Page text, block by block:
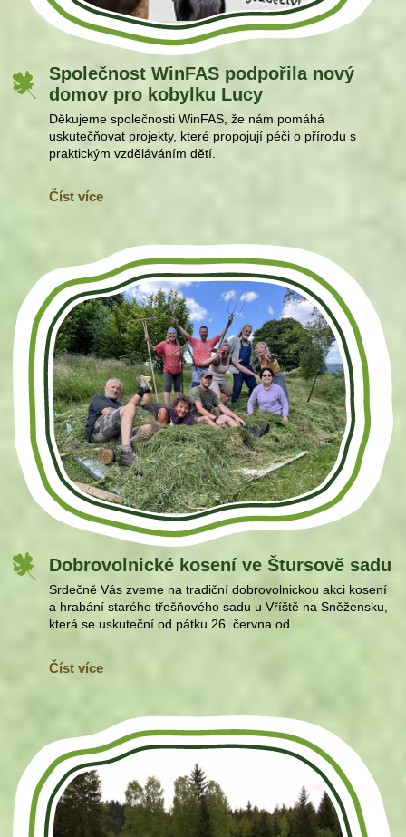
Společnost WinFAS podpořila nový
domov pro kobylku Lucy
Děkujeme společnosti WinFAS, že nám pomáhá
uskutečňovat projekty, které propojují péči o přírodu s
praktickým vzděláváním dětí.
Číst více
Dobrovolnické kosení ve Štursově sadu
Srdečně Vás zveme na tradiční dobrovolnickou akci kosení
a hrabání starého třešňového sadu u Vříště na Sněžensku,
která se uskuteční od pátku 26. června od...
Číst více